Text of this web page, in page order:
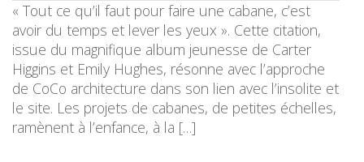
« Tout ce qu’il faut pour faire une cabane, c’est
avoir du temps et lever les yeux ». Cette citation,
issue du magnifique album jeunesse de Carter
Higgins et Emily Hughes, résonne avec l’approche
de CoCo architecture dans son lien avec l’insolite et
le site. Les projets de cabanes, de petites échelles,
ramènent à l’enfance, à la […]